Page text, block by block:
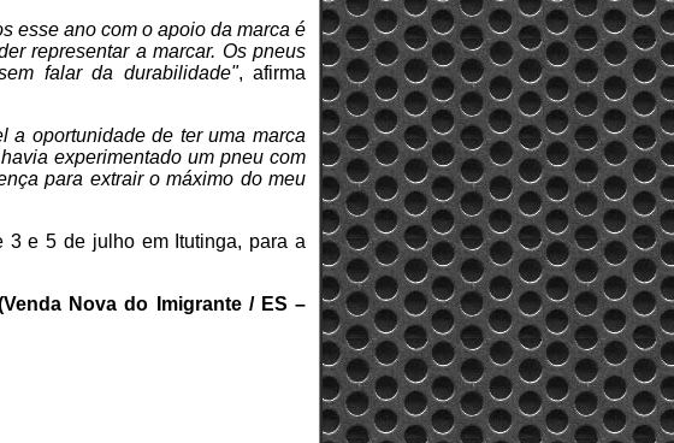
esse ano com o apoio da marca é
representar a marcar. Os pneus
falar da durabilidade", afirma
a oportunidade de ter uma marca
experimentado um pneu com
para extrair o máximo do meu
3 e 5 de julho em Itutinga, para a
Nova do Imigrante / ES –